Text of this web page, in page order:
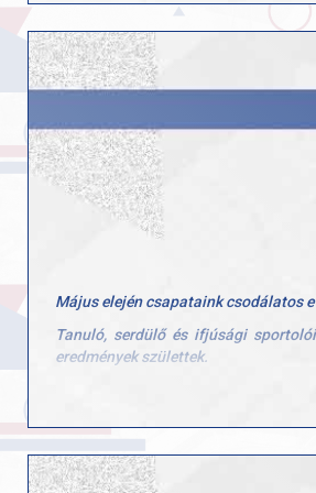
Gratulálunk Makai Samunak és
Május elején csapataink csodálatos
Tanuló, serdülő és ifjúsági
eredmények születtek.
Aranyérmesek:
Férfi tanuló 13-14 éves kétpár: Varga